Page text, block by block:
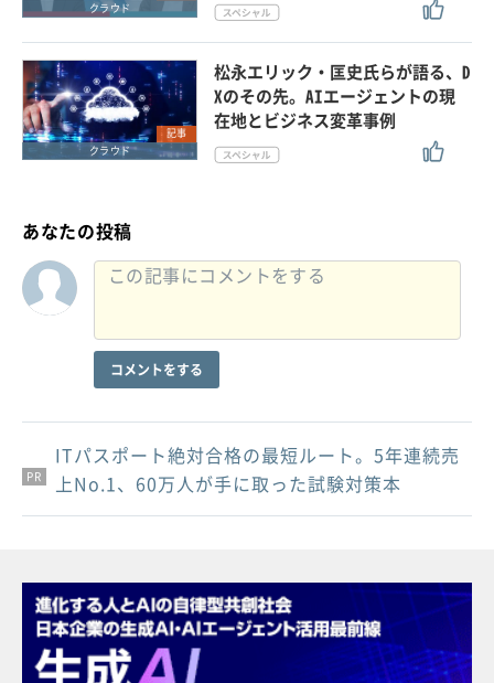
クラウド
記事
クラウド
松永エリック・匡史氏らが語る、D
Xのその先。AIエージェントの現
在地とビジネス変革事例
あなたの投稿
コメントをする
PR
PR
PR
ITパスポート絶対合格の最短ルート。5年連続売
上No.1、60万人が手に取った試験対策本